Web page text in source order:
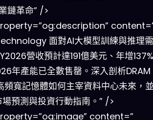
鏈革命” />
面對AI大模型訓練與推理
營收預計達191億美元、年增
年產能已全數售罄。深入剖析DRAM
頻寬記憶體如何主宰資料中心未來，
預測與投資行動指南。” />
content=”